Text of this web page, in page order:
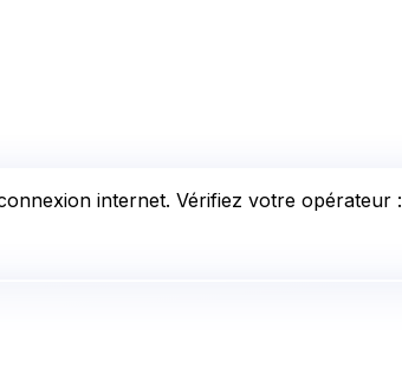
internet. Vérifiez votre opérateur :